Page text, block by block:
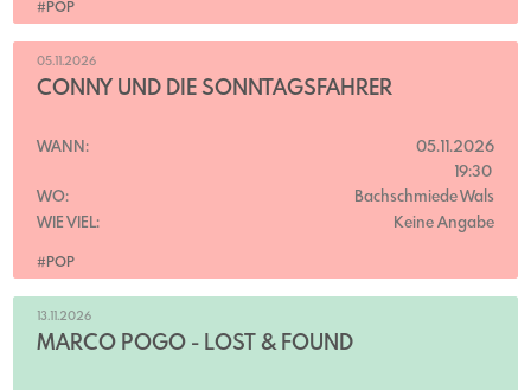
#POP
#POP
05.11.2026
CONNY UND DIE SONNTAGSFAHRER
WANN:
05.11.2026
19:30
WO:
Bachschmiede Wals
WIE VIEL:
Keine Angabe
13.11.2026
MARCO POGO - LOST & FOUND